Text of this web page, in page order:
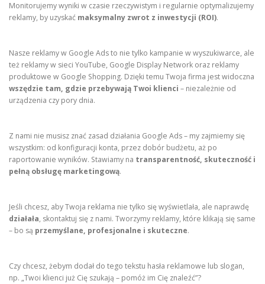
Monitorujemy wyniki w czasie rzeczywistym i regularnie optymalizujemy
reklamy, by uzyskać maksymalny zwrot z inwestycji (ROI).
Nasze reklamy w Google Ads to nie tylko kampanie w wyszukiwarce, ale
też reklamy w sieci YouTube, Google Display Network oraz reklamy
produktowe w Google Shopping. Dzięki temu Twoja firma jest widoczna
wszędzie tam, gdzie przebywają Twoi klienci – niezależnie od
urządzenia czy pory dnia.
Z nami nie musisz znać zasad działania Google Ads – my zajmiemy się
wszystkim: od konfiguracji konta, przez dobór budżetu, aż po
raportowanie wyników. Stawiamy na transparentność, skuteczność i
pełną obsługę marketingową.
Jeśli chcesz, aby Twoja reklama nie tylko się wyświetlała, ale naprawdę
działała, skontaktuj się z nami. Tworzymy reklamy, które klikają się same
– bo są przemyślane, profesjonalne i skuteczne.
Czy chcesz, żebym dodał do tego tekstu hasła reklamowe lub slogan,
np. „Twoi klienci już Cię szukają – pomóż im Cię znaleźć”?